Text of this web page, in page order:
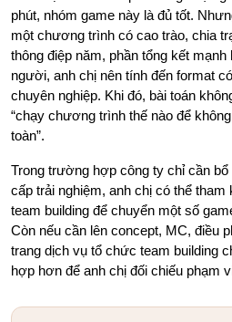
phút, nhóm game này là đủ tốt.
một chương trình có cao trào, chia
thông điệp năm, phần tổng kết
người, anh chị nên tính đến format
chuyên nghiệp. Khi đó, bài toán
“chạy chương trình thế nào để
toàn”.
Trong trường hợp công ty chỉ cần
cấp trải nghiệm, anh chị có thể
team building để chuyển một số
Còn nếu cần lên concept, MC, điều
trang dịch vụ tổ chức team building
hợp hơn để anh chị đối chiếu phạm